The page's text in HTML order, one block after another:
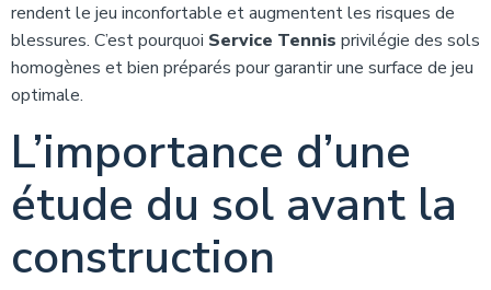
rendent le jeu inconfortable et augmentent les risques de
blessures. C’est pourquoi Service Tennis privilégie des sols
homogènes et bien préparés pour garantir une surface de jeu
optimale.
L’importance d’une
étude du sol avant la
construction